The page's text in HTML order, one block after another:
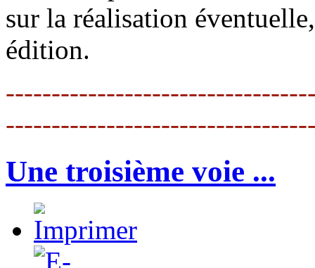
sur la réalisation
édition.
Une troisième voie ...